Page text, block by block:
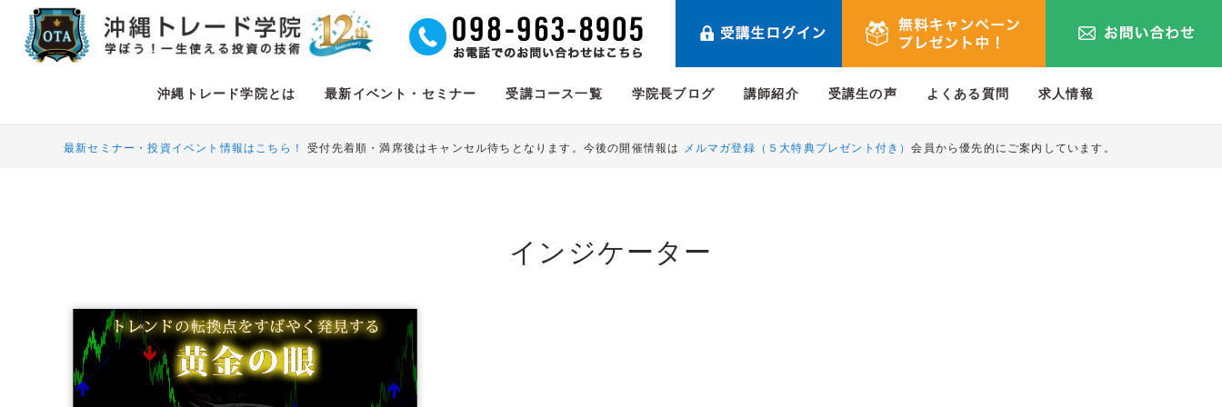
沖縄トレード学院とは 最新イベント・セミナー 受講コース一覧 学院長ブログ 講師紹介 受講生の声 よくある質問 求人情報
最新セミナー・投資イベント情報はこちら！ 受付先着順・満席後はキャンセル待ちとなります。今後の開催情報は メルマガ登録（５大特典プレゼント付き）会員から優先的にご案内しています。
インジケーター